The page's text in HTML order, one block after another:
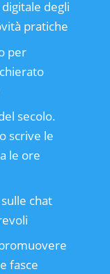
degli
pratiche
per
secolo.
scrive le
le ore
chat
fasce